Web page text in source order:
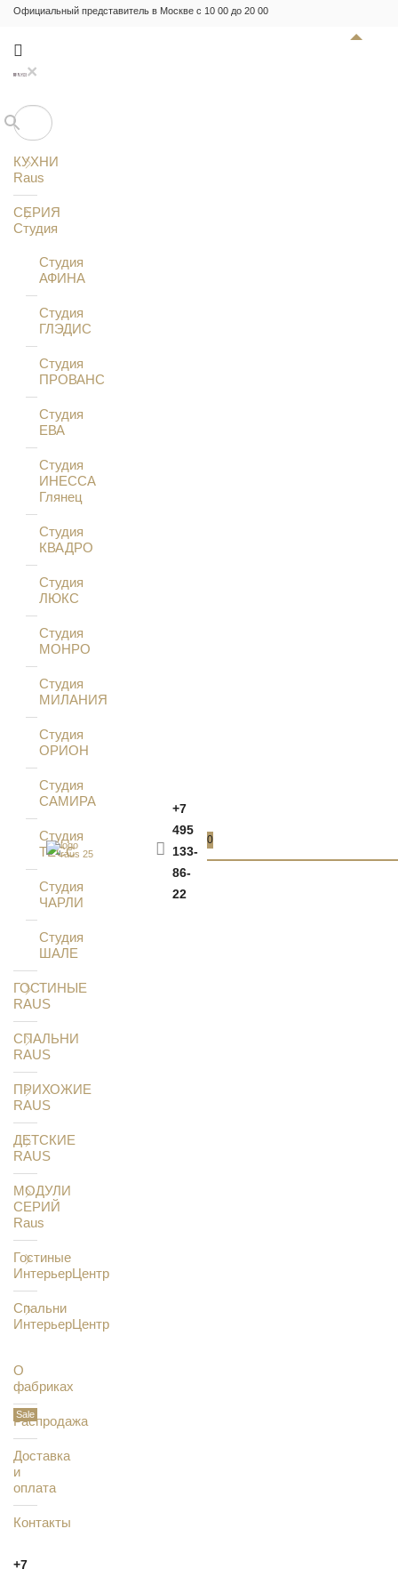
Официальный представитель в Москве с 10 00 до 20 00
×
КУХНИ
Raus
СЕРИЯ
Студия
Студия
АФИНА
Студия
ГЛЭДИС
Студия
ПРОВАНС
Студия
ЕВА
Студия
ИНЕССА
Глянец
Студия
КВАДРО
Студия
ЛЮКС
Студия
МОНРО
Студия
МИЛАНИЯ
Студия
ОРИОН
Студия
САМИРА
Студия
ТЕСС
Студия
ЧАРЛИ
Студия
ШАЛЕ
ГОСТИНЫЕ
RAUS
СПАЛЬНИ
RAUS
ПРИХОЖИЕ
RAUS
ДЕТСКИЕ
RAUS
МОДУЛИ
СЕРИЙ
Raus
Гостиные
ИнтерьерЦентр
Спальни
ИнтерьерЦентр
О
фабриках
Распродажа
Доставка
и
оплата
Контакты
+7
+7
495
133-
86-
22
0